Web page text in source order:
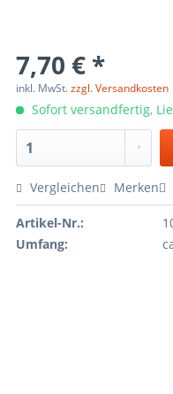
7,70 € *
inkl. MwSt.zzgl. Versandkosten
Sofort versandfertig,
Vergleichen Merken
Artikel-Nr.:
Umfang: